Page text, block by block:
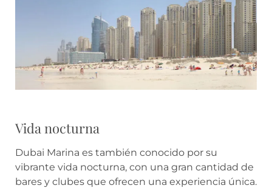
Vida nocturna
Dubai Marina es también conocido por su
vibrante vida nocturna, con una gran cantidad de
bares y clubes que ofrecen una experiencia única.